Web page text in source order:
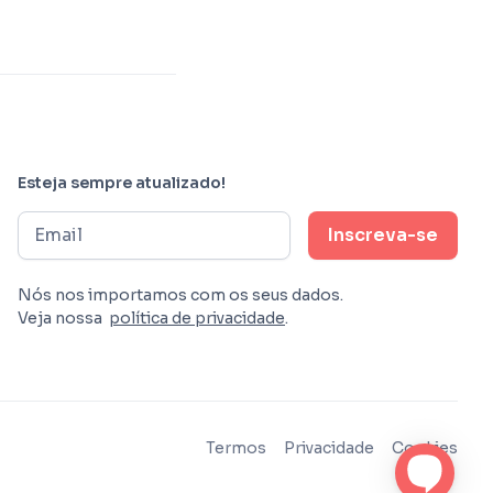
Esteja sempre atualizado!
Nós nos importamos com os seus dados.
Veja nossa política de privacidade.
Termos Privacidade Cookies